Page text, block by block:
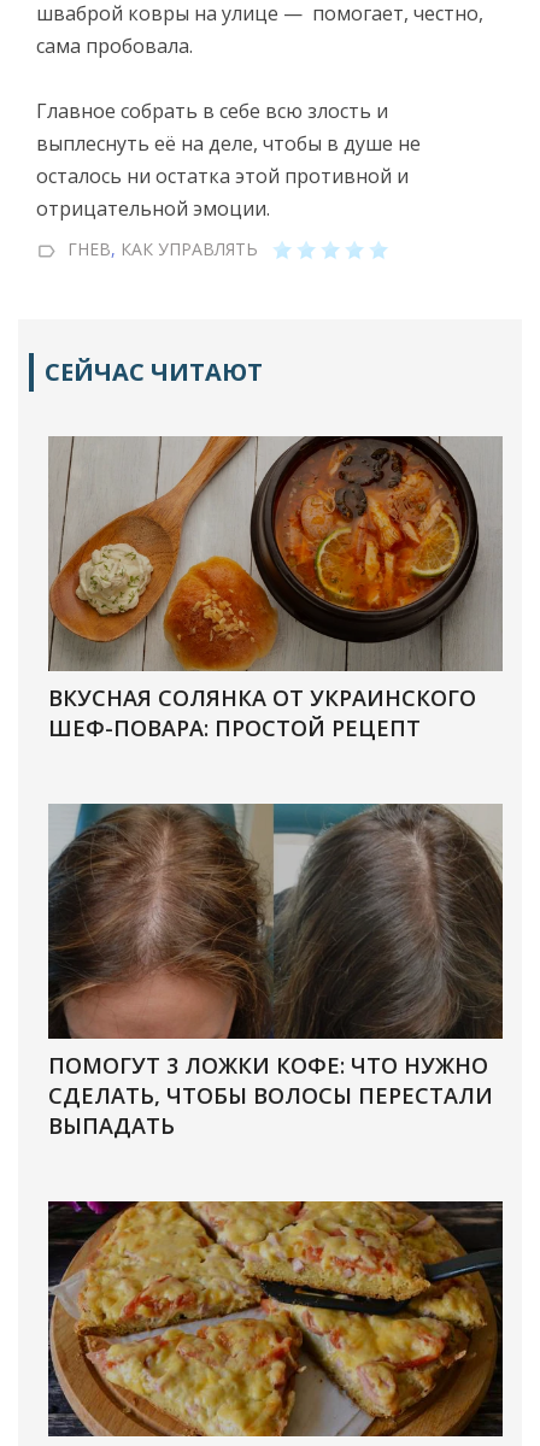
шваброй ковры на улице — помогает, честно,
сама пробовала.
Главное собрать в себе всю злость и
выплеснуть её на деле, чтобы в душе не
осталось ни остатка этой противной и
отрицательной эмоции.
ГНЕВ, КАК УПРАВЛЯТЬ
СЕЙЧАС ЧИТАЮТ
ВКУСНАЯ СОЛЯНКА ОТ УКРАИНСКОГО
ШЕФ-ПОВАРА: ПРОСТОЙ РЕЦЕПТ
ПОМОГУТ 3 ЛОЖКИ КОФЕ: ЧТО НУЖНО
СДЕЛАТЬ, ЧТОБЫ ВОЛОСЫ ПЕРЕСТАЛИ
ВЫПАДАТЬ